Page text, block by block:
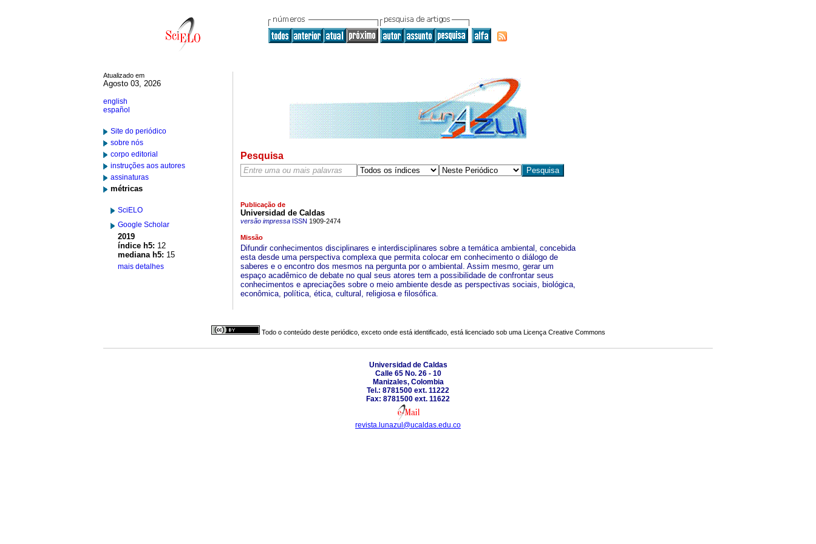
Atualizado em
Agosto 03, 2026
english
español
Site do periódico
sobre nós
corpo editorial
instruções aos autores
assinaturas
métricas
SciELO
Google Scholar
2019
índice h5: 12
mediana h5: 15
mais detalhes
Pesquisa
Publicação de
Universidad de Caldas
versão impressaISSN 1909-2474
Missão
Difundir conhecimentos disciplinares e interdisciplinares sobre a temática ambiental, concebida
esta desde uma perspectiva complexa que permita colocar em conhecimento o diálogo de
saberes e o encontro dos mesmos na pergunta por o ambiental. Assim mesmo, gerar um
espaço acadêmico de debate no qual seus atores tem a possibilidade de confrontar seus
conhecimentos e apreciações sobre o meio ambiente desde as perspectivas sociais, biológica,
econômica, política, ética, cultural, religiosa e filosófica.
Todo o conteúdo deste periódico, exceto onde está identificado, está licenciado sob uma Licença Creative Commons
Universidad de Caldas
Calle 65 No. 26 - 10
Manizales, Colombia
Tel.: 8781500 ext. 11222
Fax: 8781500 ext. 11622
revista.lunazul@ucaldas.edu.co